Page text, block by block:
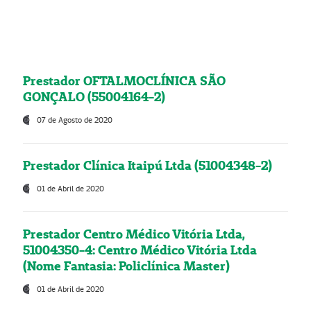
Prestador OFTALMOCLÍNICA SÃO
GONÇALO (55004164-2)
07 de Agosto de 2020
Prestador Clínica Itaipú Ltda (51004348-2)
01 de Abril de 2020
Prestador Centro Médico Vitória Ltda,
51004350-4: Centro Médico Vitória Ltda
(Nome Fantasia: Policlínica Master)
01 de Abril de 2020